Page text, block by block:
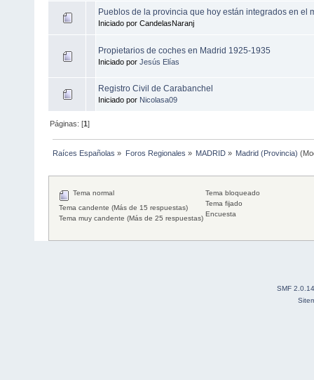
Pueblos de la provincia que hoy están integrados en el
Iniciado por CandelasNaranj
Propietarios de coches en Madrid 1925-1935
Iniciado por Jesús Elías
Registro Civil de Carabanchel
Iniciado por Nicolasa09
Páginas: [1]
Raíces Españolas » Foros Regionales » MADRID» Madrid (Provincia)
Tema normal
Tema candente (Más de 15 respuestas)
Tema muy candente (Más de 25 respuestas)
Tema bloqueado
Tema fijado
Encuesta
SMF 2.0.14